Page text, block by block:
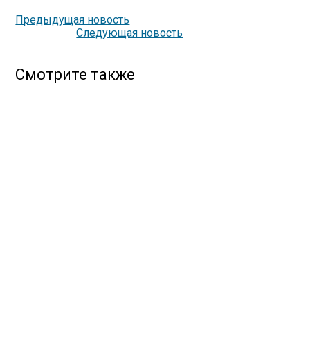
Предыдущая новость
Следующая новость
Смотрите также